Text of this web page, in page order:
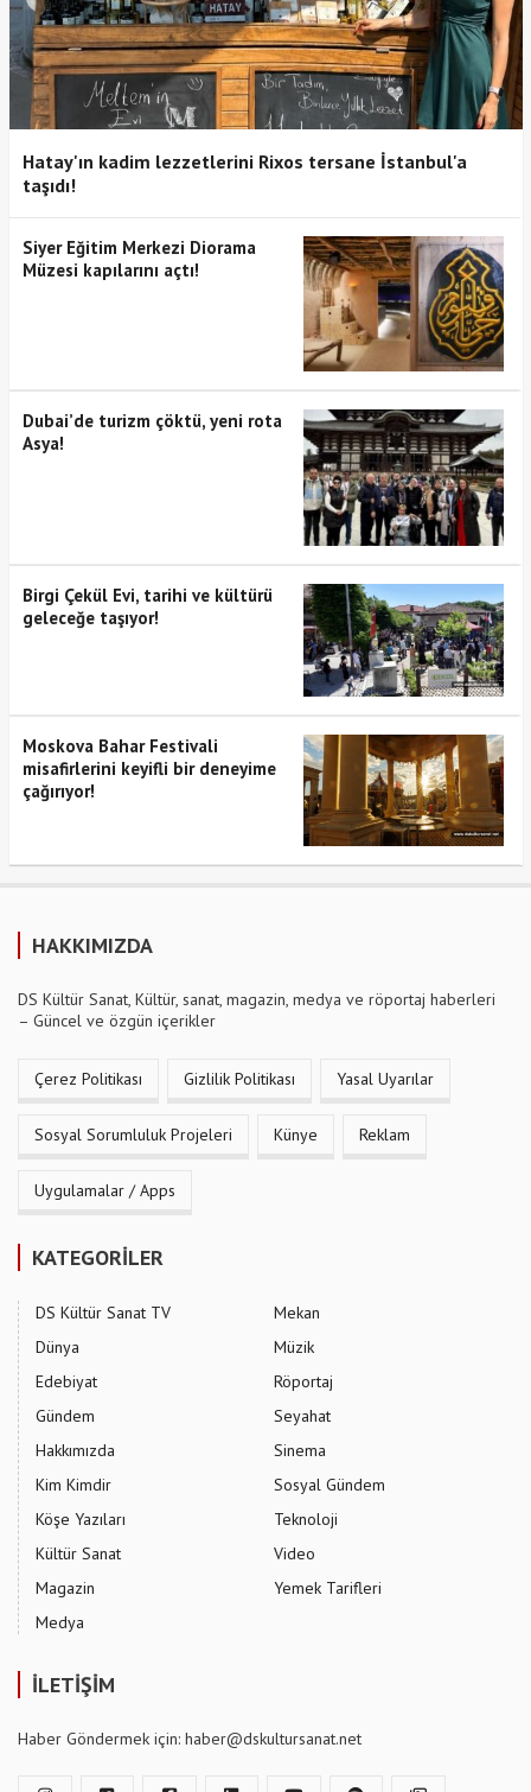
Hatay'ın kadim lezzetlerini Rixos tersane İstanbul'a
taşıdı!
Siyer Eğitim Merkezi Diorama
Müzesi kapılarını açtı!
Dubai’de turizm çöktü, yeni rota
Asya!
Birgi Çekül Evi, tarihi ve kültürü
geleceğe taşıyor!
Moskova Bahar Festivali
misafirlerini keyifli bir deneyime
çağırıyor!
HAKKIMIZDA
DS Kültür Sanat, Kültür, sanat, magazin, medya ve röportaj haberleri
– Güncel ve özgün içerikler
Çerez Politikası Gizlilik Politikası Yasal Uyarılar
Sosyal Sorumluluk Projeleri Künye Reklam
Uygulamalar / Apps
KATEGORİLER
DS Kültür Sanat TV
Dünya
Edebiyat
Gündem
Hakkımızda
Kim Kimdir
Köşe Yazıları
Kültür Sanat
Magazin
Medya
Mekan
Müzik
Röportaj
Seyahat
Sinema
Sosyal Gündem
Teknoloji
Video
Yemek Tarifleri
İLETİŞİM
Haber Göndermek için: haber@dskultursanat.net